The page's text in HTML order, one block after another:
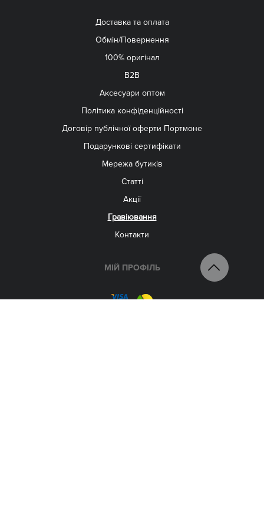
Доставка та оплата
Обмін/Повернення
100% оригінал
B2B
Aксесуари оптом
Політика конфіденційності
Договір публічної оферти Портмоне
Подарункові сертифікати
Мережа бутиків
Статті
Акції
Гравіювання
Контакти
МІЙ ПРОФІЛЬ